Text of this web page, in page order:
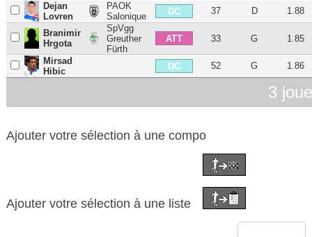
Dejan
Lovren
PAOK
Salonique
DC 37 D 1.88
Branimir
Hrgota
SpVgg
Greuther
Fürth
ATT 33 G 1.85
Mirsad
Hibic
DC 52 G 1.86
3
Ajouter votre sélection à une compo
Ajouter votre sélection à une liste